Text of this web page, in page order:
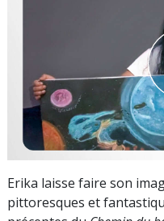
Erika laisse faire son
pittoresques et